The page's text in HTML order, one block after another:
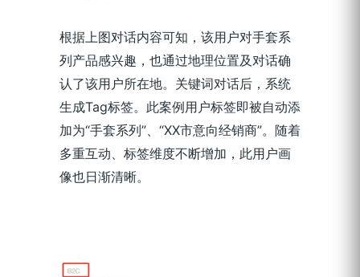
根据上图对话内容可知，该用户对手套系
列产品感兴趣，也通过地理位置及对话确
认了该用户所在地。关键词对话后，系统
生成Tag标签。此案例用户标签即被自动添
加为“手套系列”、“XX市意向经销商”。随着
多重互动、标签维度不断增加，此用户画
像也日渐清晰。